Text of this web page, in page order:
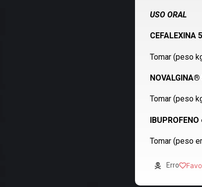
USO ORAL
CEFALEXINA
Tomar (peso
Tomar (peso
Tomar (peso
Erro